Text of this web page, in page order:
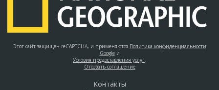
Этот сайт защищен reCAPTCHA, и применяются Политика конфиденциальности
Googleи
Условия предоставления услуг.
Отозвать соглашение
Контакты